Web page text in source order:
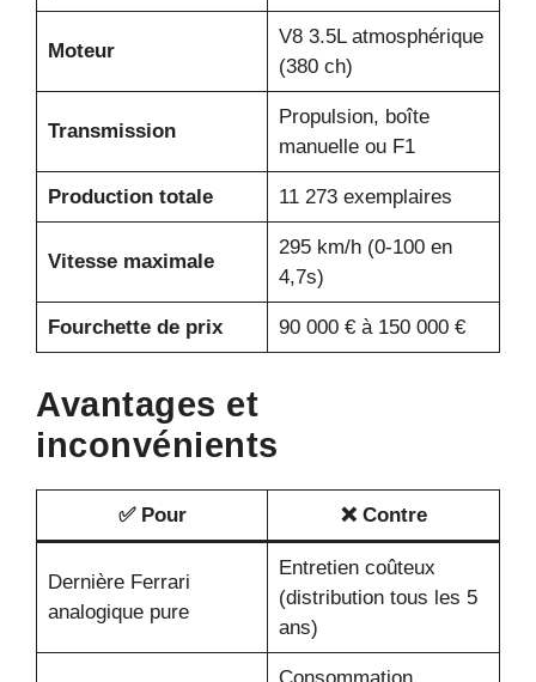
Moteur
V8 3.5L atmosphérique
(380 ch)
Transmission
Propulsion, boîte
manuelle ou F1
Production totale 11 273 exemplaires
Vitesse maximale
295 km/h (0-100 en
4,7s)
Fourchette de prix 90 000 € à 150 000 €
Avantages et
inconvénients
✅ Pour ❌ Contre
Dernière Ferrari
analogique pure
Entretien coûteux
(distribution tous les 5
ans)